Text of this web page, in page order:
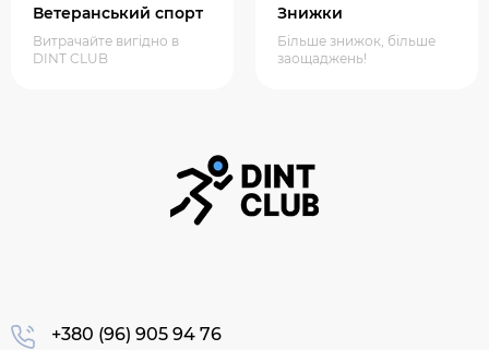
Ветеранський спорт
Витрачайте вигідно в
DINT CLUB
Знижки
Більше знижок, більше
заощаджень!
+380 (96) 905 94 76